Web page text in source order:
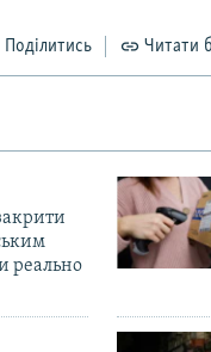
Поділитись Читати
реально